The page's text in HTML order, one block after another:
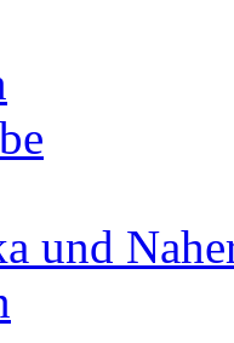
und